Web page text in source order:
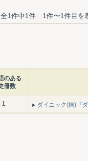
1件中1件 1件〜1件目を
のある
冊数
1 ダイニック(株)『